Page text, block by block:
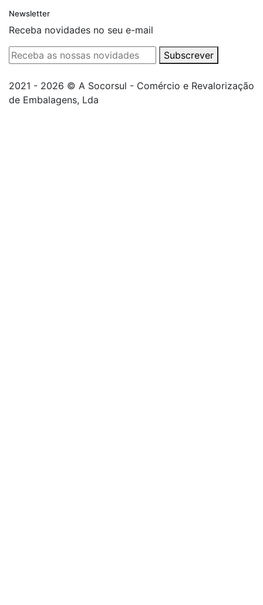
Newsletter
Receba novidades no seu e-mail
Subscrever
2021 - 2026 © A Socorsul - Comércio e Revalorização
de Embalagens, Lda